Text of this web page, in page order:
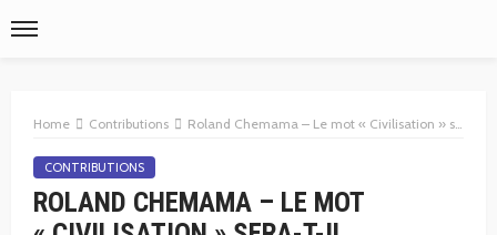
Home Contributions Roland Chemama – Le mot « Civilisation » sera-t-il toujours synonyme de « malaise » ?
CONTRIBUTIONS
ROLAND CHEMAMA – LE MOT